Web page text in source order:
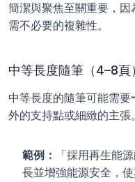
簡潔與聚焦至關重要，
需不必要的複雜性。
中等長度隨筆（4–8頁
中等長度的隨筆可能需要
外的支持點或細緻的主張。
範例：
「採用再生能
長並增強能源安全，